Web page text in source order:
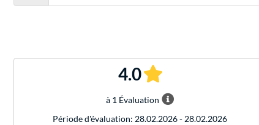
4.0
à 1 Évaluation
Période d'évaluation: 28.02.2026 - 28.02.2026